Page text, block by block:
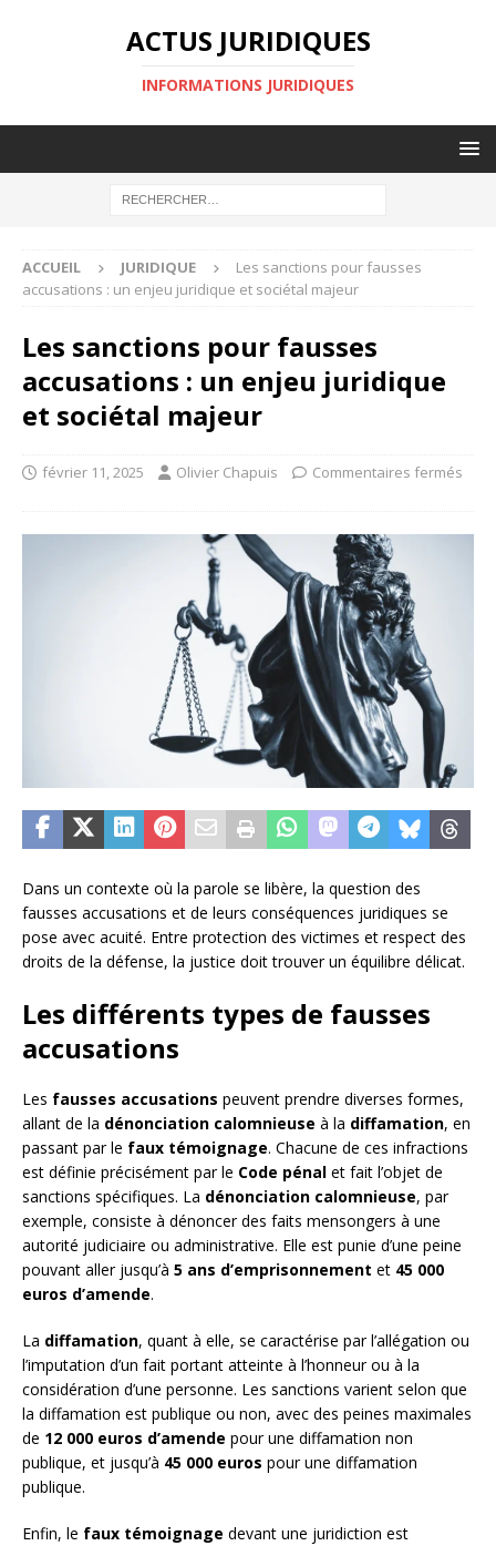
ACTUS JURIDIQUES
INFORMATIONS JURIDIQUES
ACCUEIL JURIDIQUE
Les sanctions pour fausses
accusations : un enjeu juridique et sociétal majeur
Les sanctions pour fausses
accusations : un enjeu juridique
et sociétal majeur
février 11, 2025 Olivier Chapuis Commentaires fermés
Dans un contexte où la parole se libère, la question des
fausses accusations et de leurs conséquences juridiques se
pose avec acuité. Entre protection des victimes et respect des
droits de la défense, la justice doit trouver un équilibre délicat.
Les différents types de fausses
accusations
Les fausses accusations peuvent prendre diverses formes,
allant de la dénonciation calomnieuse à la diffamation, en
passant par le faux témoignage. Chacune de ces infractions
est définie précisément par le Code pénal et fait l’objet de
sanctions spécifiques. La dénonciation calomnieuse, par
exemple, consiste à dénoncer des faits mensongers à une
autorité judiciaire ou administrative. Elle est punie d’une peine
pouvant aller jusqu’à 5 ans d’emprisonnement et 45 000
euros d’amende.
La diffamation, quant à elle, se caractérise par l’allégation ou
l’imputation d’un fait portant atteinte à l’honneur ou à la
considération d’une personne. Les sanctions varient selon que
la diffamation est publique ou non, avec des peines maximales
de 12 000 euros d’amende pour une diffamation non
publique, et jusqu’à 45 000 euros pour une diffamation
publique.
Enfin, le faux témoignage devant une juridiction est